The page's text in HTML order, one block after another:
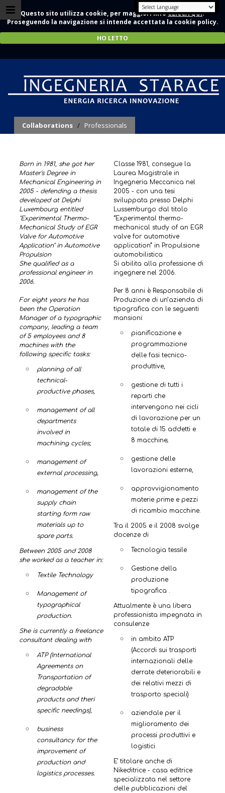
Questo sito utilizza cookie, per maggiori infoCLICCA QUI.
Proseguendo la navigazione si intende accettata la cookie policy.
HO LETTO
Ing. Maria Littorio
Collaborations / Professionals
Born in 1981, she got her
Master's Degree in
Mechanical Engineering in
2005 - defending a thesis
developed at Delphi
Luxembourg entitled
"Experimental Thermo-
Mechanical Study of EGR
Valve for Automotive
Application" in Automotive
Propulsion
She qualified as a
professional engineer in
2006.
For eight years he has
been the Operation
Manager of a typographic
company, leading a team
of 5 employees and 8
machines with the
following specific tasks:
planning of all
technical-
productive phases,
management of all
departments
involved in
machining cycles;
management of
external processing,
management of the
supply chain
starting form raw
materials up to
spare parts.
Between 2005 and 2008
she worked as a teacher in:
Textile Technology
Management of
typographical
production.
She is currently a freelance
consultant dealing with
ATP (International
Agreements on
Transportation of
degradable
products and theri
specific needings),
business
consultancy for the
improvement of
production and
logistics processes.
Classe 1981, consegue la
Laurea Magistrale in
Ingegneria Meccanica nel
2005 - con una tesi
sviluppata presso Delphi
Lussemburgo dal titolo
“Experimental thermo-
mechanical study of an EGR
valve for automotive
application” in Propulsione
automobilistica
Si abilita alla professione di
ingegnere nel 2006.
Per 8 anni è Responsabile di
Produzione di un’azienda di
tipografica con le seguenti
mansioni:
pianificazione e
programmazione
delle fasi tecnico-
produttive,
gestione di tutti i
reparti che
intervengono nei cicli
di lavorazione per un
totale di 15 addetti e
8 macchine;
gestione delle
lavorazioni esterne,
approvvigionamento
materie prime e pezzi
di ricambio macchine.
Tra il 2005 e il 2008 svolge
docenze di
Tecnologia tessile
Gestione della
produzione
tipografica .
Attualmente è una libera
professionista impegnata in
consulenze
in ambito ATP
(Accordi sui trasporti
internazionali delle
derrate deteriorabili e
dei relativi mezzi di
trasporto speciali)
aziendale per il
miglioramento dei
processi produttivi e
logistici.
E' titolare anche di
Nikeditrice - casa editrice
specializzata nel settore
delle pubblicazioni del